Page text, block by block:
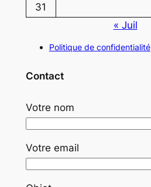
31
« Juil
Politique de confidentialité
Contact
Votre nom
Votre email